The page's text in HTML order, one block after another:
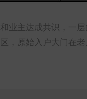
业主达成共识，一
，原始入户大门在